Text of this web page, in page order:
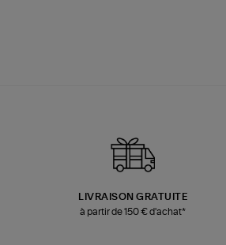
LIVRAISON GRATUITE
à partir de 150 € d'achat*